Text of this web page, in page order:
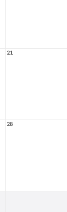
21
28